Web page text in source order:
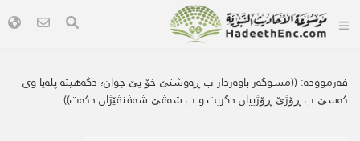
فەرموودە: ((مسوگه‌ر باوه‌ردار ب ڕه‌وشتێ خۆ یێ جوان؛ دگه‌هیته‌ پله‌یا وی
كه‌سێ ب ڕۆژێ ڕۆژییان دگریت و ب شه‌ڤێ شه‌ڤنڤێژان دكه‌ت))